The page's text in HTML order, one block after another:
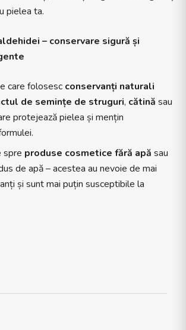
pielea ta.
– conservare sigură și
care folosesc conservanți naturali
de semințe de struguri, cătină sau
protejează pielea și mențin
spre produse cosmetice fără apă sau
de apă – acestea au nevoie de mai
și sunt mai puțin susceptibile la